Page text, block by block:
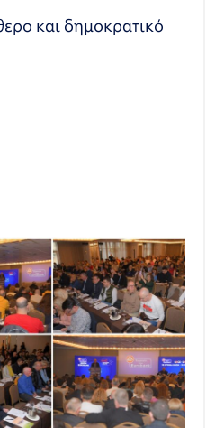
και δημοκρατικό